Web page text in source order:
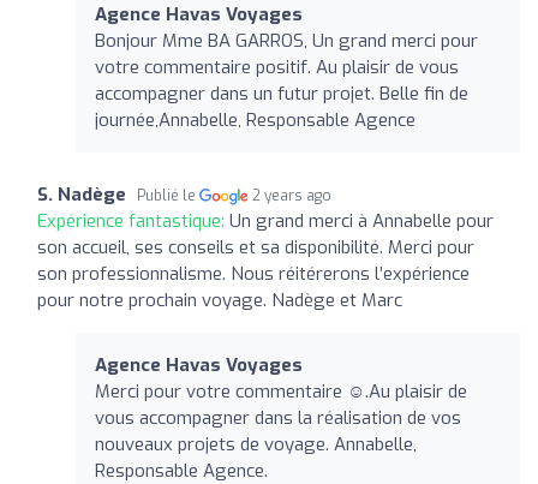
Agence Havas Voyages
Bonjour Mme BA GARROS, Un grand merci pour
votre commentaire positif. Au plaisir de vous
accompagner dans un futur projet. Belle fin de
journée,Annabelle, Responsable Agence
S. Nadège Publié le 2 years ago
Expérience fantastique: Un grand merci à Annabelle pour
son accueil, ses conseils et sa disponibilité. Merci pour
son professionnalisme. Nous réitérerons l’expérience
pour notre prochain voyage. Nadège et Marc
Agence Havas Voyages
Merci pour votre commentaire ☺️.Au plaisir de
vous accompagner dans la réalisation de vos
nouveaux projets de voyage. Annabelle,
Responsable Agence.